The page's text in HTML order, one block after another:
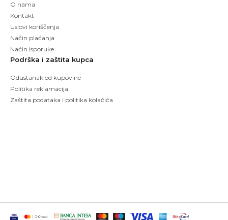
O nama
Kontakt
Uslovi koriščenja
Način plaćanja
Način isporuke
Podrška i zaštita kupca
Odustanak od kupovine
Politika reklamacija
Zaštita podataka i politika kolačića